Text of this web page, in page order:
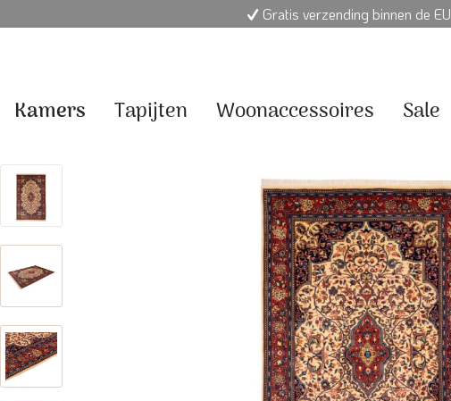
Gratis verzending binnen de EU
Kamers Tapijten Woonaccessoires Sale